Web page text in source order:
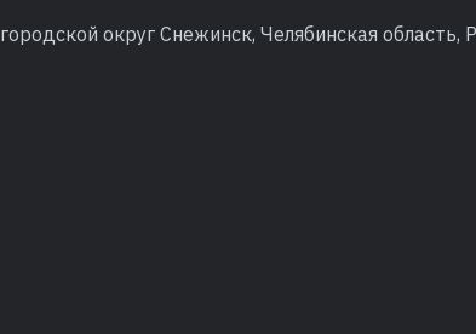
городской округ Снежинск, Челябинская область,